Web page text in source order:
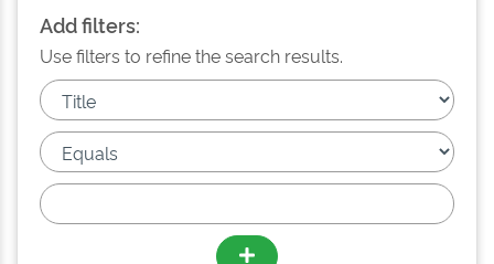
Add filters:
Use filters to refine the search results.